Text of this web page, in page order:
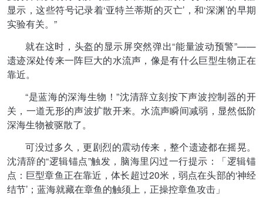
显示，这些符号记录着‘亚特兰蒂斯的灭亡’，和‘深渊’的早期
实验有关。”
就在这时，头盔的显示屏突然弹出“能量波动预警”——
遗迹深处传来一阵巨大的水流声，像是有什么巨型生物正在
靠近。
“是蓝海的深海生物！”沈清辞立刻按下声波控制器的开
关，一道无形的声波扩散开来。水流声瞬间减弱，显然低阶
深海生物被驱散了。
可没过多久，更剧烈的震动传来，整个遗迹都在摇晃。
沈清辞的“逻辑锚点”触发，脑海里闪过一行提示：「逻辑锚
点：巨型章鱼正在靠近，体长超过20米，弱点在头部的‘神经
结节’；蓝海就藏在章鱼的触须上，正操控章鱼攻击」